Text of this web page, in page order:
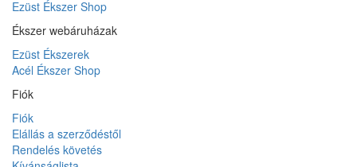
Ezüst Ékszer Shop
Ékszer webáruházak
Ezüst Ékszerek
Acél Ékszer Shop
Fiók
Fiók
Elállás a szerződéstől
Rendelés követés